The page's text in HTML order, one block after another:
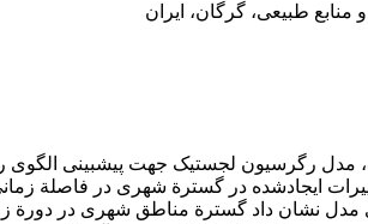
طبیعی، گرگان، ایران
رگرسیون لجستیک جهت پیش­بینی الگوی
مدل نشان داد گسترة مناطق شهری در دورة